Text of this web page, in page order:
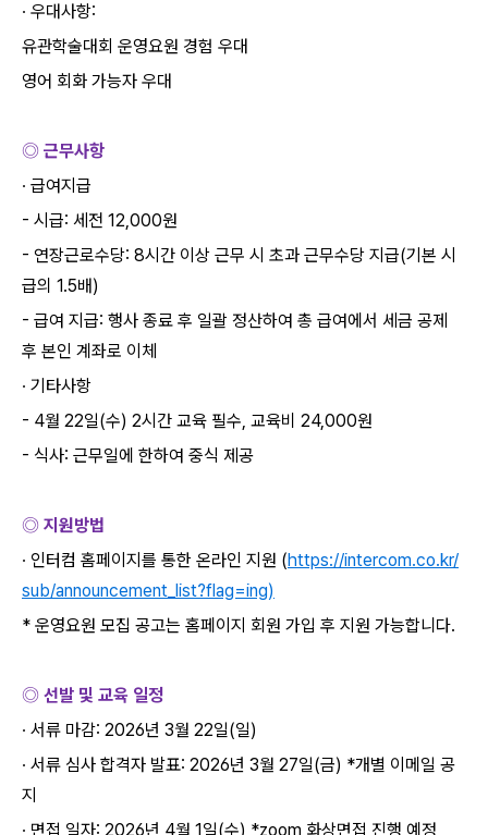
∙ 우대사항:
유관학술대회 운영요원 경험 우대
영어 회화 가능자 우대
◎ 근무사항
∙ 급여지급
- 시급: 세전 12,000원
- 연장근로수당: 8시간 이상 근무 시 초과 근무수당 지급(기본 시
급의 1.5배)
- 급여 지급: 행사 종료 후 일괄 정산하여 총 급여에서 세금 공제
후 본인 계좌로 이체
∙ 기타사항
- 4월 22일(수) 2시간 교육 필수, 교육비 24,000원
- 식사: 근무일에 한하여 중식 제공
◎ 지원방법
∙ 인터컴 홈페이지를 통한 온라인 지원 (https://intercom.co.kr/
sub/announcement_list?flag=ing)
* 운영요원 모집 공고는 홈페이지 회원 가입 후 지원 가능합니다.
◎ 선발 및 교육 일정
∙ 서류 마감: 2026년 3월 22일(일)
∙ 서류 심사 합격자 발표: 2026년 3월 27일(금) *개별 이메일 공
지
∙ 면접 일자: 2026년 4월 1일(수) *zoom 화상면접 진행 예정